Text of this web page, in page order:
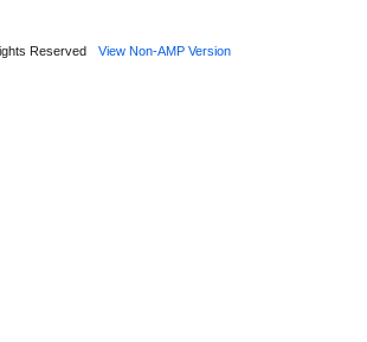
Reserved View Non-AMP Version